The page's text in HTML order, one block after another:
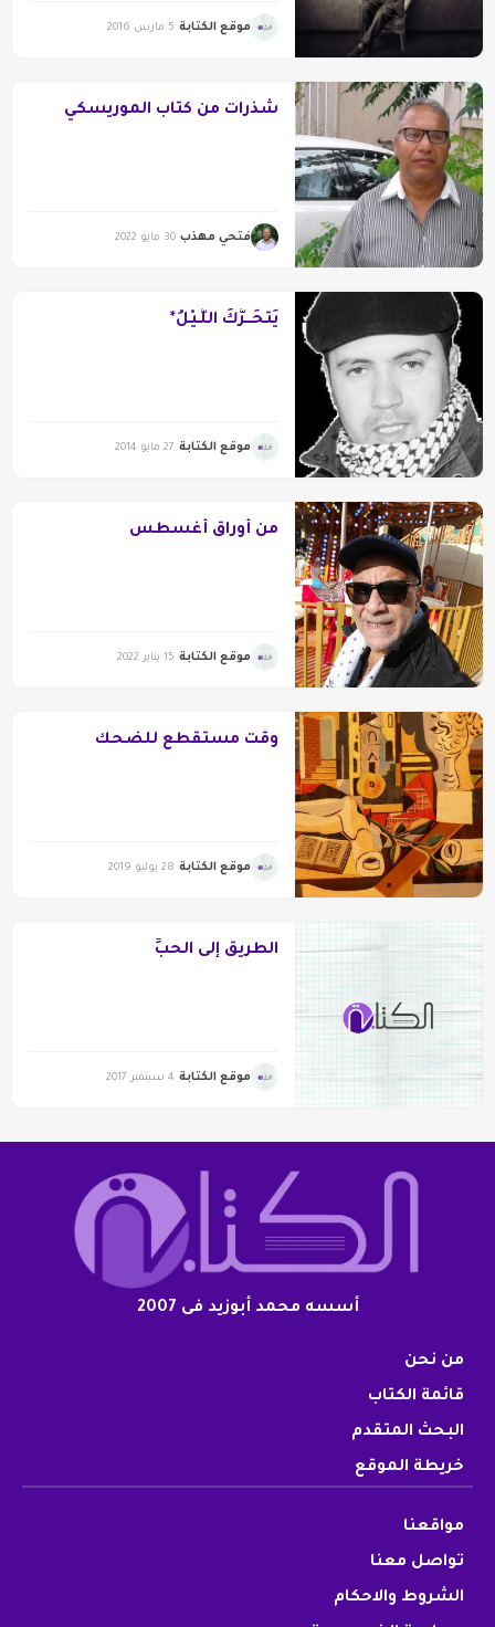
موقع الكتابة 5 مارس 2016
شذرات من كتاب الموريسكي
فتحي مهذب 30 مايو 2022
يَتَحَـــرَّكُ اللَّـيْلُ*
موقع الكتابة 27 مايو 2014
من أوراق أغسطس
موقع الكتابة 15 يناير 2022
وقت مستقطع للضحك
موقع الكتابة 28 يوليو 2019
الطريق إلى الحبِّ
موقع الكتابة 4 سبتمبر 2017
أسسه محمد أبوزيد فى 2007
من نحن
قائمة الكتاب
البحث المتقدم
خريطة الموقع
مواقعنا
تواصل معنا
الشروط والاحكام